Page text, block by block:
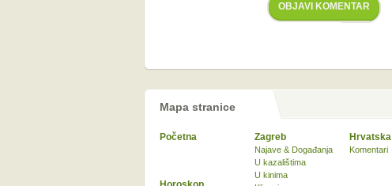
OBJAVI KOMENTAR
Mapa stranice
Početna Zagreb
Najave & Događanja
U kazalištima
U kinima
Hrvatska
Komentari